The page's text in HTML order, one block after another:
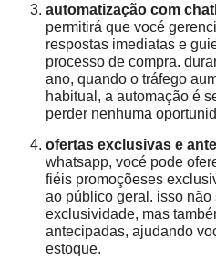
automatização com
permitirá que vocé
respostas imediatas e
processo de compra.
ano, quando o tráfego
habitual, a automação é
perder nenhuma
ofertas exclusivas e
whatsapp, vocé pode
fiéis promoçõeses
ao público geral. isso não
exclusividade, mas
antecipadas, ajudando
estoque.